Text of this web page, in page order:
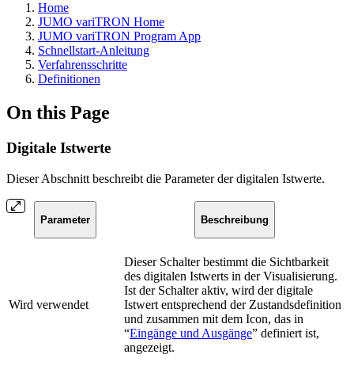
Home
JUMO variTRON Home
JUMO variTRON Program App
Schnellstart-Anleitung
Verfahrensschritte
Definitionen
On this Page
Digitale Istwerte
Dieser Abschnitt beschreibt die Parameter der digitalen Istwerte.
Parameter Beschreibung
Wird verwendet
Dieser Schalter bestimmt die Sichtbarkeit
des digitalen Istwerts in der Visualisierung.
Ist der Schalter aktiv, wird der digitale
Istwert entsprechend der Zustandsdefinition
und zusammen mit dem Icon, das in
“Eingänge und Ausgänge” definiert ist,
angezeigt.